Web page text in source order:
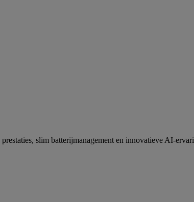
slim batterijmanagement en innovatieve AI-